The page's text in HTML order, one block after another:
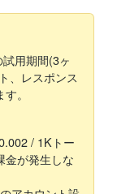
用期間(3ヶ
、レスポンス
。
/ 1Kトー
金が発生しな